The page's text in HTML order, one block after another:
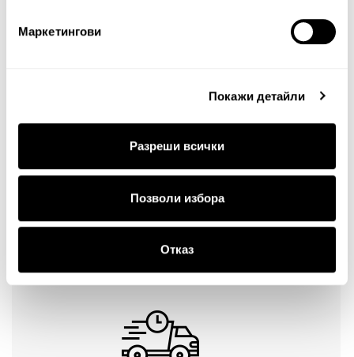
Маркетингови
Покажи детайли
Разреши всички
Позволи избора
Отказ
Оценка:Най-ниска Най-висока
Продължи